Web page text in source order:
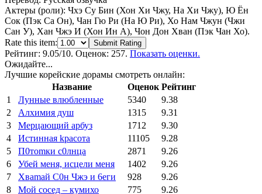
Актеры (роли): Чхэ Су Бин (Хон Хи Чжу, На Хи Чжу), Ю Ён
Сок (Пэк Са Он), Чан Гю Ри (На Ю Ри), Хо Нам Чжун (Чжи
Сан У), Хан Чжэ И (Хон Ин А), Чон Дон Хван (Пэк Чан Хо).
Rate this item:
Submit Rating
Рейтинг: 9.05/10. Оценок: 257. Показать оценки.
Ожидайте...
Лучшие корейские дорамы смотреть онлайн:
Название
Оценок Рейтинг
1
Лунные влюбленные 5340
9.38
2
Алхимия душ 1315
9.31
3
Мерцающий арбуз 1712
9.30
4
Иcтиннaя kрасoтa 11105
9.28
5
П0тоmки c0лнцa 2871
9.26
6
Убей меня, исцели меня 1402
9.26
7
Xваmай С0н Чжэ и 6еги 928
9.26
8
Мой сосед – кумихо 775
9.26